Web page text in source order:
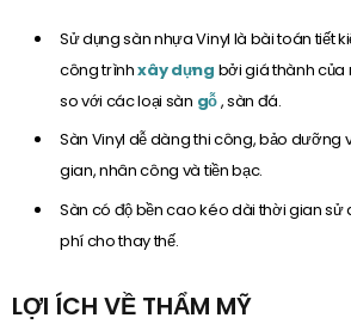
Sử dụng sàn nhựa Vinyl là bài toán tiết
công trìnhxây dựng bởi giá thành của
so với các loại sàn gỗ, sàn đá.
Sàn Vinyl dễ dàng thi công, bảo dưỡng
gian, nhân công và tiền bạc.
Sàn có độ bền cao kéo dài thời gian sử
phí cho thay thế.
LỢI ÍCH VỀ THẨM MỸ